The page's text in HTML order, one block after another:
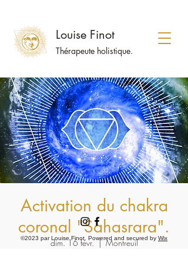
Louise Finot
Thérapeute holistique.
Activation du chakra
coronal "Sahasrara".
dim. 16 févr.
  |
Montreuil
©2023 par Louise Finot. Powered and secured by Wix